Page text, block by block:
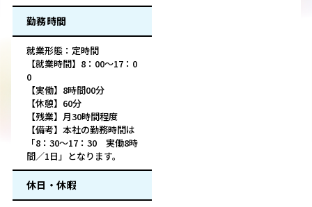
勤務時間
就業形態：定時間
【就業時間】8：00～17：0
0
【実働】8時間00分
【休憩】60分
【残業】月30時間程度
【備考】本社の勤務時間は
「8：30〜17：30 実働8時
間／1日」となります。
休日・休暇